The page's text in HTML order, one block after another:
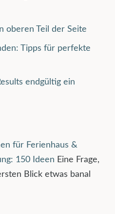
oberen Teil der Seite
Tipps für perfekte
endgültig ein
für Ferienhaus &
150 Ideen Eine Frage,
Blick etwas banal